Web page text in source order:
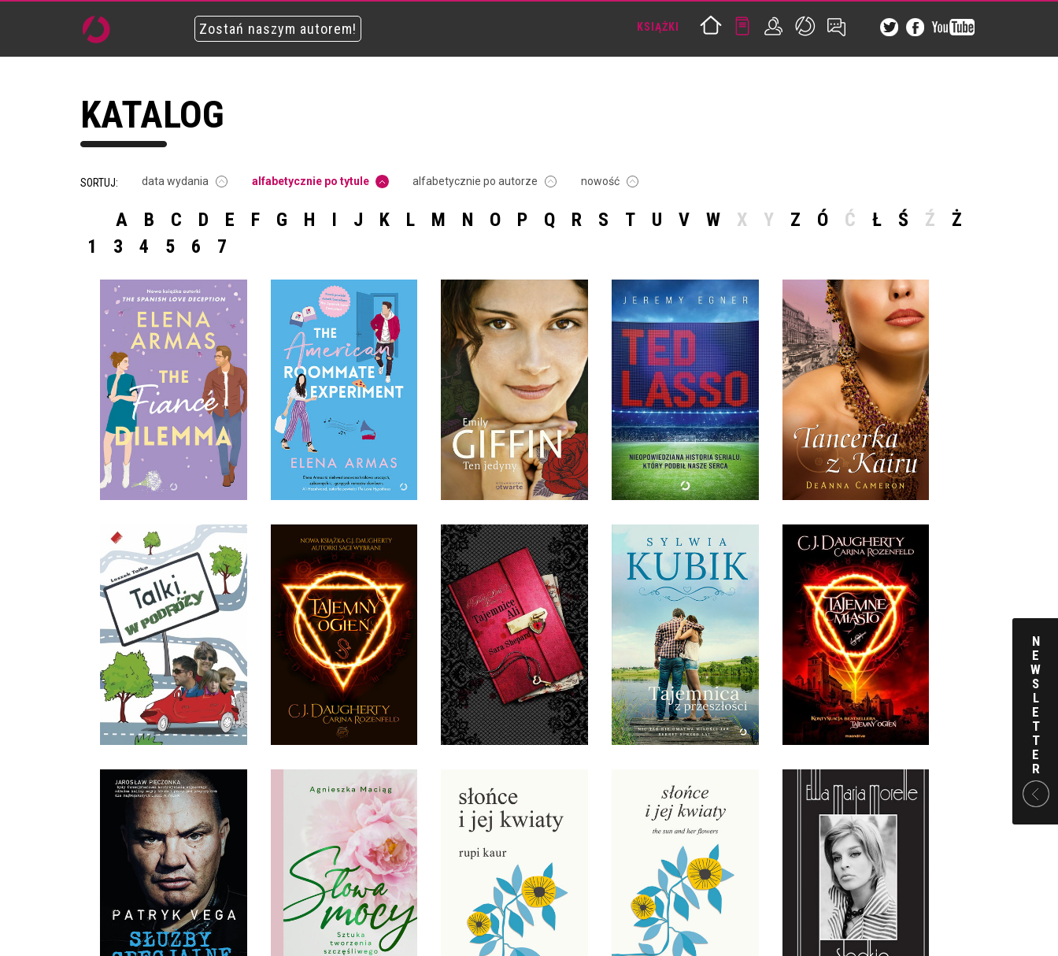
Zostań naszym autorem! KSIĄŻKI
KATALOG
SORTUJ: data wydania alfabetycznie po tytule alfabetycznie po autorze nowość
A B C D E F G H I J K L M N O P Q R S T U V W X Y Z Ó Ć Ł Ś Ź
Ż
1
3 4 5 6 7
THE FIANCÉ DILEMMA
ELENA ARMAS
54,99 ZŁ
THE AMERICAN
ROOMMATE
EXPERIMENT
ELENA ARMAS
OPRAWA MIĘKKA
49,99 ZŁ
TEN JEDYNY
EMILY GIFFIN
OPRAWA MIĘKKA
36,90 ZŁ
TED LASSO
JEREMY EGNER
OPRAWA MIĘKKA
54,99 ZŁ
TANCERKA Z KAIRU
DEANNA CAMERON
OPRAWA MIĘKKA
34,90 ZŁ
TALKI W PODRÓŻY
LESZEK TALKO
OPRAWA MIĘKKA
32,90 ZŁ
TAJEMNY OGIEŃ
C.J. DAUGHERTY, CARINA
ROZENFELD
OPRAWA MIĘKKA
39,90 ZŁ
TAJEMNICE ALI
SARA SHEPARD
OPRAWA MIĘKKA
36,90 ZŁ
TAJEMNICA Z
PRZESZŁOŚCI
SYLWIA KUBIK
OPRAWA MIĘKKA
39,99 ZŁ
TAJEMNE MIASTO
C.J. DAUGHERTY, CARINA
ROZENFELD
39,90 ZŁ
SŁUŻBY SPECJALNE
PATRYK VEGA
OPRAWA MIĘKKA
SŁOWA MOCY
AGNIESZKA MACIĄG
OPRAWA TWARDA
SŁOŃCE I JEJ KWIATY
RUPI KAUR
OPRAWA MIĘKKA
SŁOŃCE I JEJ KWIATY
RUPI KAUR
OPRAWA TWARDA
SŁODKIE ŻYCIE
EWA MARIA MORELLE
OPRAWA MIĘKKA
N
E
W
S
L
E
T
T
E
R